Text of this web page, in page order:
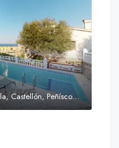
C. Guatemala, 6, 12598 Peñíscola, Castellón, Peñíscola, Communauté valencienne